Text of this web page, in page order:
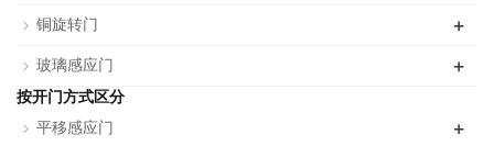
铜旋转门 +
玻璃感应门 +
按开门方式区分
平移感应门
+